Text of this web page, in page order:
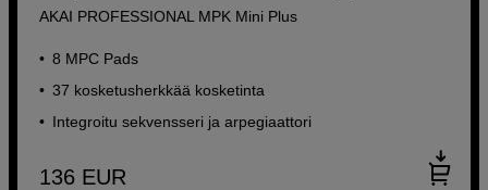
AKAI PROFESSIONAL MPK Mini Plus
8 MPC Pads
37 kosketusherkkää kosketinta
Integroitu sekvensseri ja arpegiaattori
136 EUR